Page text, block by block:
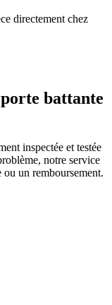
directement chez
battante
inspectée et testée
notre service
un remboursement.